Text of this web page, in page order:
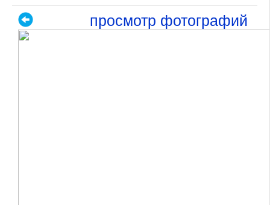
просмотр фотографий